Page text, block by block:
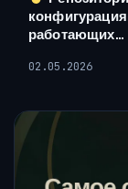
работающих…
02.05.2026